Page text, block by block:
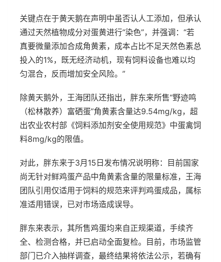
关键点在于黄天鹅在声明中虽否认人工添加，但承认
通过天然植物成分对蛋黄进行“染色”，并强调：“若
真要微量添加合成角黄素，成本占比不足天然色素总
投入的1%，既无经济动机，现有饲料设备也难以均
匀混合，反而增加安全风险。”
除黄天鹅外，王海团队还指出，胖东来所售“野迹鸣
（松林散养）富硒蛋”角黄素含量达9.54mg/kg，超
出农业农村部《饲料添加剂安全使用规范》中蛋禽饲
料8mg/kg的限值。
对此，胖东来于3月15日发布情况说明称：目前国家
尚无针对鲜鸡蛋产品中角黄素含量的限量标准，王海
团队引用仅适用于饲料的规范来评判鸡蛋成品，属标
准适用错误，已对市场造成误导。
胖东来表示，其所售鸡蛋均来自正规渠道，手续齐
全、检测合格，并已启动全面复检。目前，市场监管
部门已介入抽样调查，最终结果将依法公示，若确有